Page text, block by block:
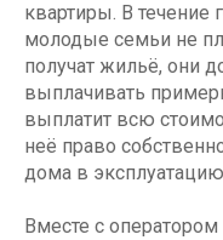
квартиры. В течение
молодые семьи не
получат жильё, они
выплачивать
выплатит всю
неё право
дома в
Вместе с